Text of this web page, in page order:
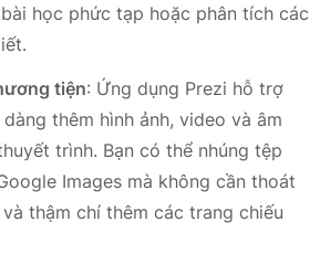
học phức tạp hoặc phân tích các
tiện: Ứng dụng Prezi hỗ trợ
thêm hình ảnh, video và âm
trình. Bạn có thể nhúng tệp
Images mà không cần thoát
thậm chí thêm các trang chiếu